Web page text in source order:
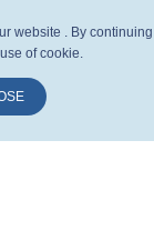
website . By continuing
of cookie.